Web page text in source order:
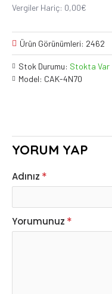
Stok Durumu: Stokta Var
Model: CAK-4N70
Ürün Görünümleri: 2462
Vergiler Hariç: 0,00€
YORUM YAP
Adınız
Yorumunuz